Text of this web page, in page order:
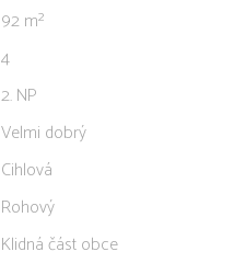
92 m²
4
2. NP
Velmi dobrý
Cihlová
Rohový
Klidná část obce